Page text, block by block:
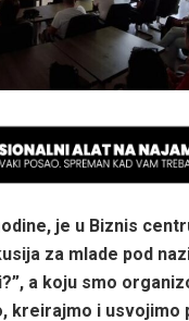
je u Biznis
za mlade pod
a koju smo
kreirajmo i usvojimo